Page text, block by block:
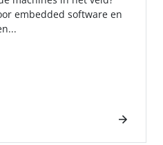
embedded software en